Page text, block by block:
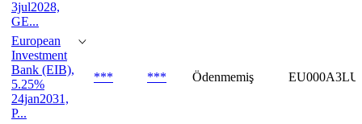
3jul2028,
GE...
European
Investment
Bank (EIB),
5.25%
24jan2031,
P...
*** *** Ödenmemiş